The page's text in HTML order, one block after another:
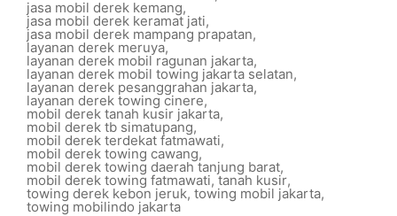
jasa mobil derek kemang,
jasa mobil derek keramat jati,
jasa mobil derek mampang prapatan,
layanan derek meruya,
layanan derek mobil ragunan jakarta,
layanan derek mobil towing jakarta selatan,
layanan derek pesanggrahan jakarta,
layanan derek towing cinere,
mobil derek tanah kusir jakarta,
mobil derek tb simatupang,
mobil derek terdekat fatmawati,
mobil derek towing cawang,
mobil derek towing daerah tanjung barat,
mobil derek towing fatmawati,tanah kusir,
towing derek kebon jeruk, towing mobil jakarta,
towing mobilindo jakarta